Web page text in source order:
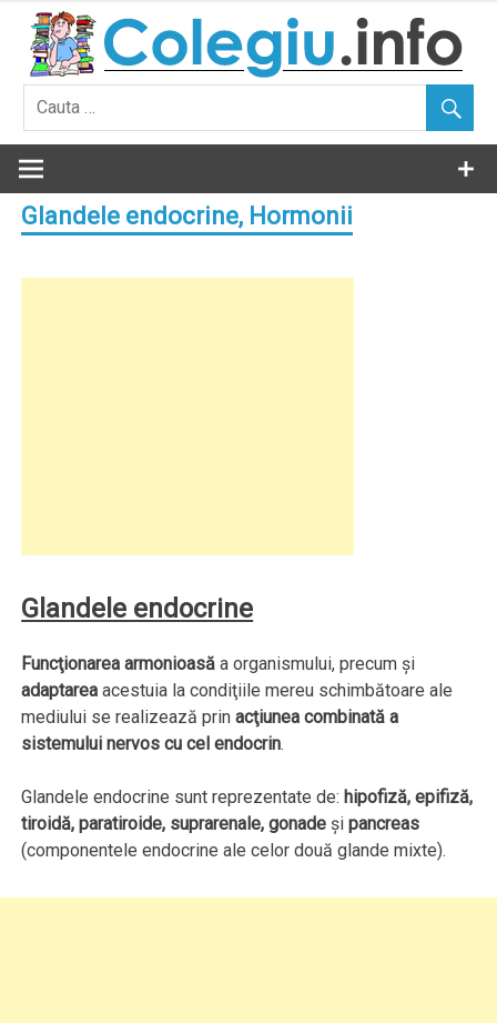
content
Glandele endocrine, Hormonii
Glandele endocrine
Funcţionarea armonioasă a organismului, precum şi
adaptarea acestuia la condiţiile mereu schimbătoare ale
mediului se realizează prinacţiunea combinată a
sistemului nervos cu cel endocrin.
Glandele endocrine sunt reprezentate de: hipofiză, epifiză,
tiroidă, paratiroide, suprarenale, gonade şipancreas
(componentele endocrine ale celor două glande mixte).